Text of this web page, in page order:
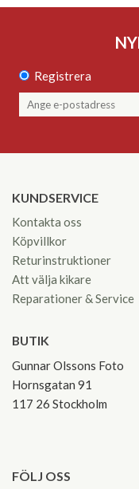
Registrera
KUNDSERVICE
Kontakta oss
Köpvillkor
Returinstruktioner
Att välja kikare
Reparationer & Service
BUTIK
Gunnar Olssons Foto
Hornsgatan 91
117 26 Stockholm
FÖLJ OSS